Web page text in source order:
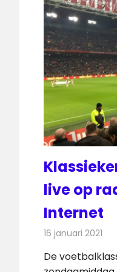
live op
Internet
16 januari 2021
De